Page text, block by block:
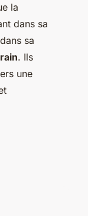
la
dans sa
sa
. Ils
une